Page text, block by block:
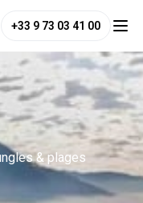
+33 9 73 03 41 00
& plages